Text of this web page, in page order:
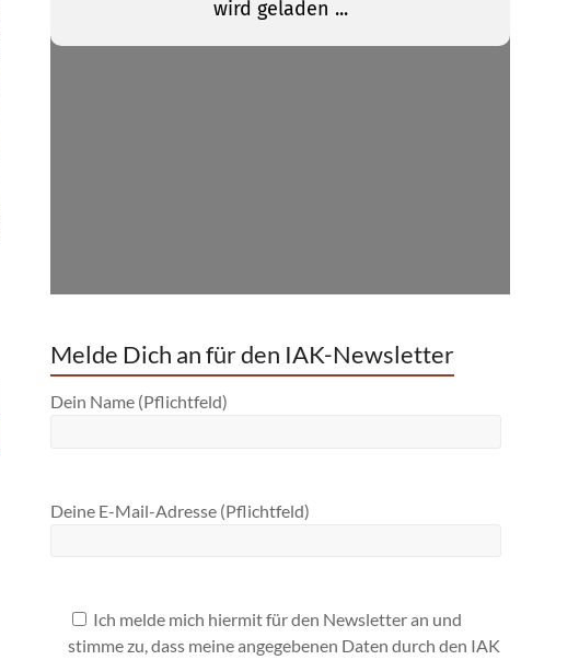
Melde Dich an für den IAK-Newsletter
Dein Name (Pflichtfeld)
Deine E-Mail-Adresse (Pflichtfeld)
Ich melde mich hiermit für den Newsletter an und
stimme zu, dass meine angegebenen Daten durch den IAK